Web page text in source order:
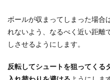
ボールが収まってしまった場合
れないよう、なるべく近い距離
しさせるようにします。
反転してシュートを狙ってくる